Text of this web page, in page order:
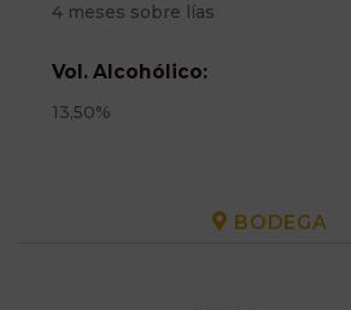
4 meses sobre lías
Vol. Alcohólico:
13,50%
BODEGA